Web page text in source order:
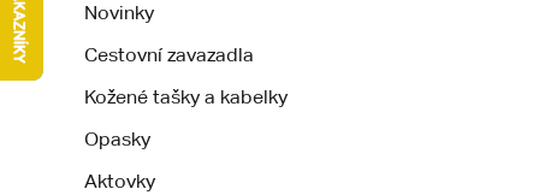
Novinky
Cestovní zavazadla
Kožené tašky a kabelky
Opasky
Aktovky